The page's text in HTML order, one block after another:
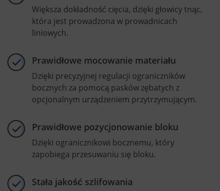
Większa dokładność cięcia, dzięki głowicy tnąc,
która jest prowadzona w prowadnicach
liniowych.
Prawidłowe mocowanie materiału
Dzięki precyzyjnej regulacji ograniczników
bocznych za pomocą pasków zębatych z
opcjonalnym urządzeniem przytrzymującym.
Prawidłowe pozycjonowanie bloku
Dzięki ogranicznikowi bocznemu, który
zapobiega przesuwaniu się bloku.
Stała jakość szlifowania